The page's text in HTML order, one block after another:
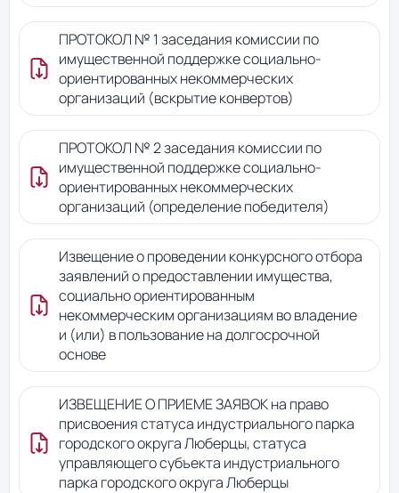
ПРОТОКОЛ № 1 заседания комиссии по
имущественной поддержке социально-
ориентированных некоммерческих
организаций (вскрытие конвертов)
ПРОТОКОЛ № 2 заседания комиссии по
имущественной поддержке социально-
ориентированных некоммерческих
организаций (определение победителя)
Извещение о проведении конкурсного отбора
заявлений о предоставлении имущества,
социально ориентированным
некоммерческим организациям во владение
и (или) в пользование на долгосрочной
основе
ИЗВЕЩЕНИЕ О ПРИЕМЕ ЗАЯВОК на право
присвоения статуса индустриального парка
городского округа Люберцы, статуса
управляющего субъекта индустриального
парка городского округа Люберцы